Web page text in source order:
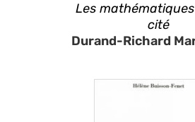
Les
cité
Durand-Richard